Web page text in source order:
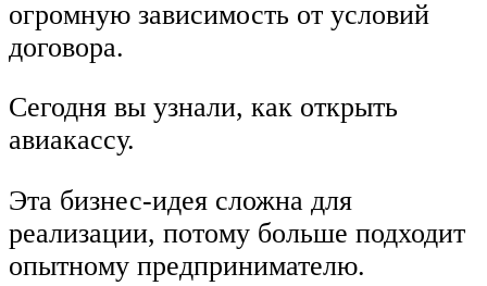
огромную зависимость от условий
договора.
Сегодня вы узнали, как открыть
авиакассу.
Эта бизнес-идея сложна для
реализации, потому больше подходит
опытному предпринимателю.